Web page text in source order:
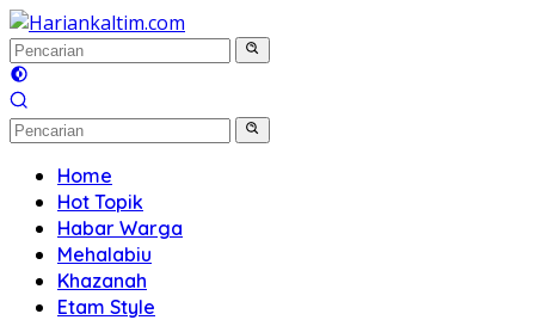
Langsung
ke
konten
Home
Hot Topik
Habar Warga
Mehalabiu
Khazanah
Etam Style